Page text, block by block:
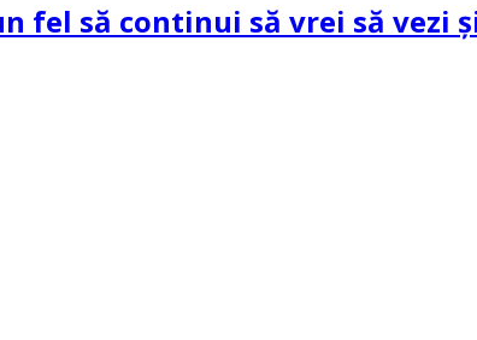
fel să continui să vrei să vezi